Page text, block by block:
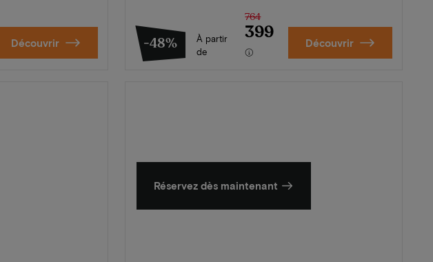
Découvrir -48%
À partir
de
764
399 Découvrir
Réservez dès maintenant